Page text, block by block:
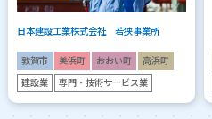
日本建設工業株式会社 若狭事業所
敦賀市 美浜町 おおい町 高浜町
建設業 専門・技術サービス業